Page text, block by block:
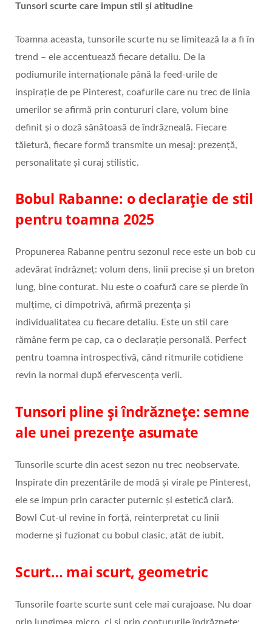
Tunsori scurte care impun stil și atitudine
Toamna aceasta, tunsorile scurte nu se limitează la a fi în
trend – ele accentuează fiecare detaliu. De la
podiumurile internaționale până la feed-urile de
inspirație de pe Pinterest, coafurile care nu trec de linia
umerilor se afirmă prin contururi clare, volum bine
definit și o doză sănătoasă de îndrăzneală. Fiecare
tăietură, fiecare formă transmite un mesaj: prezență,
personalitate și curaj stilistic.
Bobul Rabanne: o declarație de stil
pentru toamna 2025
Propunerea Rabanne pentru sezonul rece este un bob cu
adevărat îndrăzneț: volum dens, linii precise și un breton
lung, bine conturat. Nu este o coafură care se pierde în
mulțime, ci dimpotrivă, afirmă prezența și
individualitatea cu fiecare detaliu. Este un stil care
rămâne ferm pe cap, ca o declarație personală. Perfect
pentru toamna introspectivă, când ritmurile cotidiene
revin la normal după efervescența verii.
Tunsori pline și îndrăznețe: semne
ale unei prezențe asumate
Tunsorile scurte din acest sezon nu trec neobservate.
Inspirate din prezentările de modă și virale pe Pinterest,
ele se impun prin caracter puternic și estetică clară.
Bowl Cut-ul revine în forță, reinterpretat cu linii
moderne și fuzionat cu bobul clasic, atât de iubit.
Scurt… mai scurt, geometric
Tunsorile foarte scurte sunt cele mai curajoase. Nu doar
prin lungimea micro, ci și prin contururile îndrăznețe: